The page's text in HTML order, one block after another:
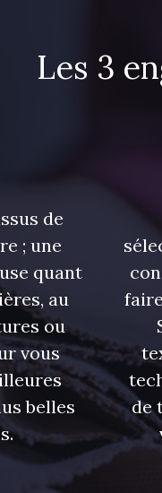
Les 3
de
; une
quant
au
ou
vous
belles
de